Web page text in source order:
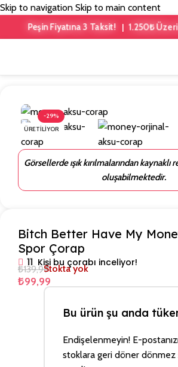
Skip to navigation Skip to main content
Peşin Fiyatına 3 Taksit! | 1.250₺
-29%
ÜRETILIYOR
Görsellerde ışık kırılmalarından kaynaklı
oluşabilmektedir.
Bitch Better Have My
Spor Çorap
11 Kişi bu çorabı inceliyor!
₺139,99
₺99,99
Stokta yok
Bu ürün şu anda
Endişelenmeyin! E-
stoklara geri döner dönmez